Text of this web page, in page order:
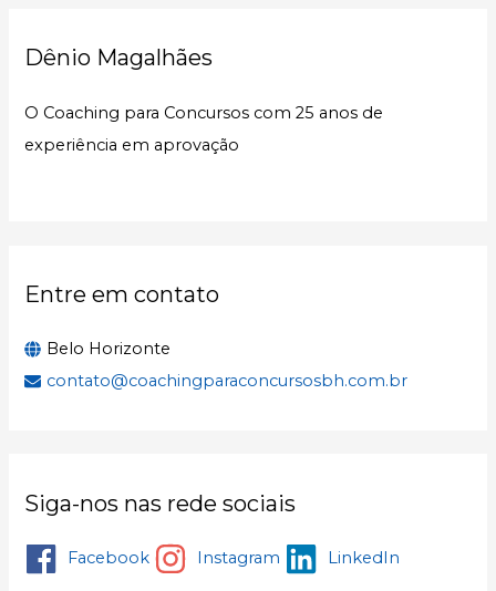
i
:
Dênio Magalhães
O Coaching para Concursos com 25 anos de
experiência em aprovação
Entre em contato
Belo Horizonte
contato@coachingparaconcursosbh.com.br
Siga-nos nas rede sociais
Facebook Instagram LinkedIn